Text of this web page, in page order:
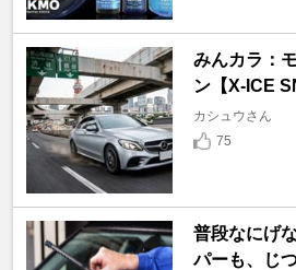
みんカラ：
ン【X-ICE
カシュウさん
75
普段なにげ
パーも、じ